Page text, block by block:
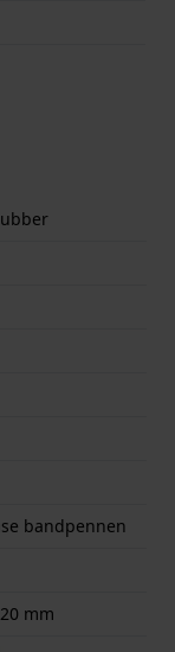
bandpennen
mm